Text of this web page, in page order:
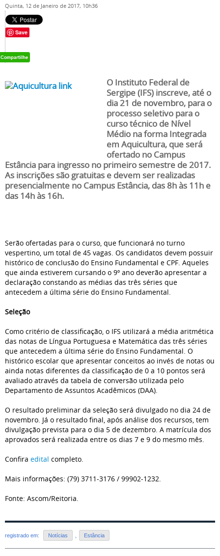
Quinta, 12 de Janeiro de 2017, 10h36
Save
O Instituto Federal de
Sergipe (IFS) inscreve, até o
dia 21 de novembro, para o
processo seletivo para o
curso técnico de Nível
Médio na forma Integrada
em Aquicultura, que será
ofertado no Campus
Estância para ingresso no primeiro semestre de 2017.
As inscrições são gratuitas e devem ser realizadas
presencialmente no Campus Estância, das 8h às 11h e
das 14h às 16h.
Serão ofertadas para o curso, que funcionará no turno
vespertino, um total de 45 vagas. Os candidatos devem possuir
histórico de conclusão do Ensino Fundamental e CPF. Aqueles
que ainda estiverem cursando o 9º ano deverão apresentar a
declaração constando as médias das três séries que
antecedem a última série do Ensino Fundamental.
Seleção
Como critério de classificação, o IFS utilizará a média aritmética
das notas de Língua Portuguesa e Matemática das três séries
que antecedem a última série do Ensino Fundamental. O
histórico escolar que apresentar conceitos ao invés de notas ou
ainda notas diferentes da classificação de 0 a 10 pontos será
avaliado através da tabela de conversão utilizada pelo
Departamento de Assuntos Acadêmicos (DAA).
O resultado preliminar da seleção será divulgado no dia 24 de
novembro. Já o resultado final, após análise dos recursos, tem
divulgação prevista para o dia 5 de dezembro. A matrícula dos
aprovados será realizada entre os dias 7 e 9 do mesmo mês.
Confira edital completo.
Mais informações: (79) 3711-3176 / 99902-1232.
Fonte: Ascom/Reitoria.
registrado em: Notícias Estância